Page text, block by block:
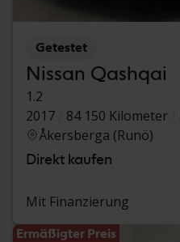
Getestet
Nissan Qashqai
1.2
2017
84 150 Kilometer
Åkersberga (Runö)
Direkt kaufen
Mit Finanzierung
Ermäßigter Preis